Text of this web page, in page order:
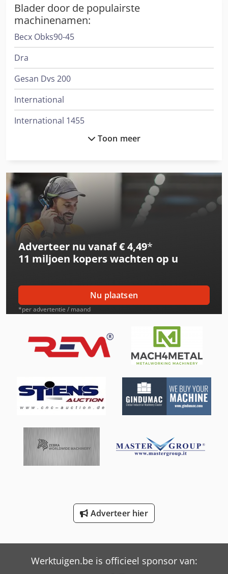
Blader door de populairste
machinenamen:
Becx Obks90-45
Dra
Gesan Dvs 200
International
International 1455
International 433
International 453
International 533
International 553
International 554
International 644
International 654
International 844
Schaffer 2345 T
Schaffer 2345 T Slt
Schaffer 5680 T
Toon meer
Adverteer nu vanaf € 4,49*
11 miljoen koperswachten op u
Nu plaatsen
*per advertentie / maand
Adverteer hier
Werktuigen.be is officieel sponsor van: